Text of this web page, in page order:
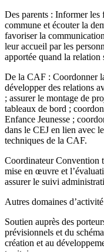
Des parents : Informer les
commune et écouter la
favoriser la
leur accueil par les
apportée quand la relation
De la CAF : Coordonner
développer des relations
; assurer le montage de
tableaux de bord ;
Enfance Jeunesse ;
dans le CEJ en lien avec
techniques de la CAF.
Coordinateur Convention
mise en œuvre et
assurer le suivi
Autres domaines
Soutien auprès des
prévisionnels et du
création et au